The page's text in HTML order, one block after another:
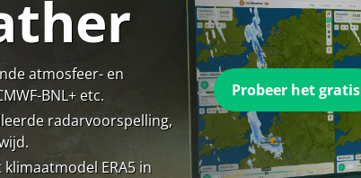
atmosfeer- en
BNL+ etc.
radarvoorspelling,
ERA5 in
Probeer het gratis